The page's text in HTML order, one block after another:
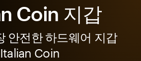
Coin 지갑
안전한 하드웨어 지갑
Italian Coin